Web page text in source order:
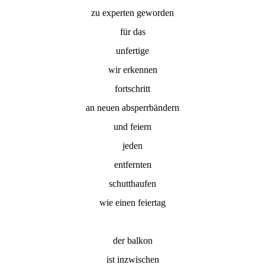
zu experten geworden
für das
unfertige
wir erkennen
fortschritt
an neuen absperrbändern
und feiern
jeden
entfernten
schutthaufen
wie einen feiertag
der balkon
ist inzwischen